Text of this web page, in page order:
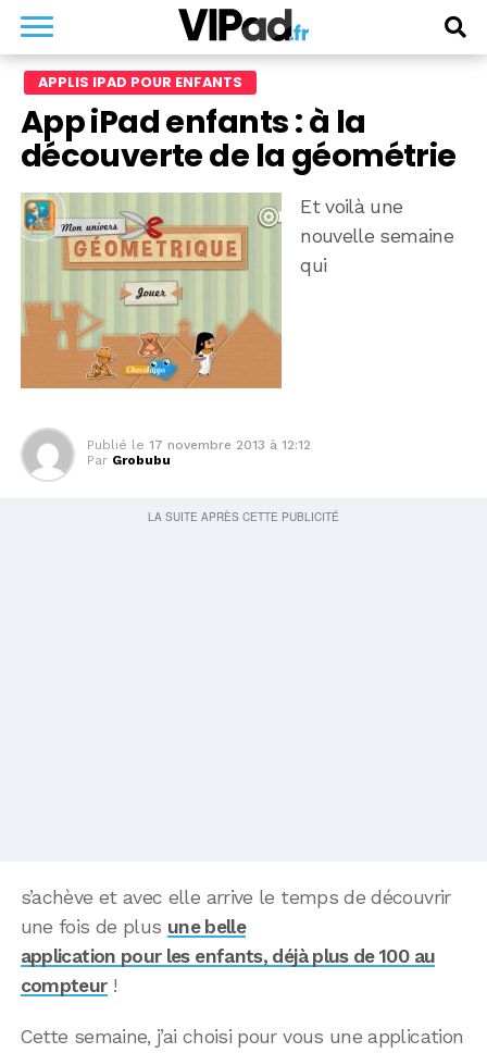
APPLIS IPAD POUR ENFANTS
App iPad enfants : à la
découverte de la géométrie
Et voilà une
nouvelle semaine
qui
Publié le 17 novembre 2013 à 12:12
Par Grobubu
s’achève et avec elle arrive le temps de découvrir
une fois de plus une belle
application pour les enfants, déjà plus de 100 au
compteur!
Cette semaine, j’ai choisi pour vous une application